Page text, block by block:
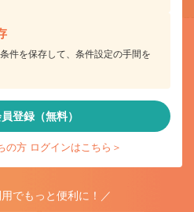
件を保存して、条件設定の手間を
登録（無料）
の方 ログインはこちら＞
でもっと便利に！／